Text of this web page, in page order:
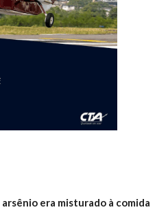
arsênio era misturado à comida